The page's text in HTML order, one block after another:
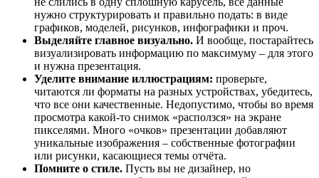
нужно структурировать и правильно подать: в виде
графиков, моделей, рисунков, инфографики и проч.
Выделяйте главное визуально. И вообще, постарайтесь
визуализировать информацию по максимуму – для этого
и нужна презентация.
Уделите внимание иллюстрациям: проверьте,
читаются ли форматы на разных устройствах, убедитесь,
что все они качественные. Недопустимо, чтобы во время
просмотра какой-то снимок «расползся» на экране
пикселями. Много «очков» презентации добавляют
уникальные изображения – собственные фотографии
или рисунки, касающиеся темы отчёта.
Помните о стиле. Пусть вы не дизайнер, но